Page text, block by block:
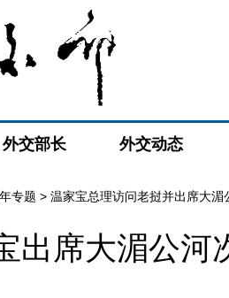
外交部长 外交动态
专题 > 温家宝总理访问老挝并出席大
出席大湄公河